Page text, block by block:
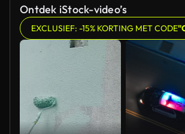
Ontdek iStock-video’s
EXCLUSIEF: -15% KORTING MET CODE